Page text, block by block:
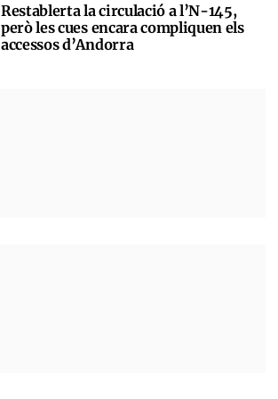
Restablerta la circulació a l’N-145,
però les cues encara compliquen els
accessos d’Andorra